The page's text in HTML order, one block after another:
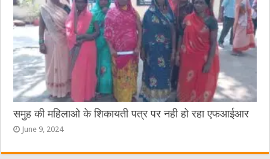
समुह की महिलाओ के शिकायती पत्र पर नही हो रहा एफआईआर
June 9, 2024